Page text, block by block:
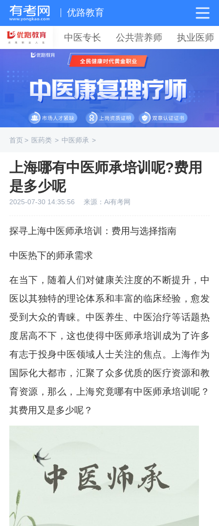
优路教育
中医专长 公共营养师 执业医师
首页> 医药类 > 中医师承 >
上海哪有中医师承培训呢?费用
是多少呢
2025-07-30 14:35:56 来源：Ai有考网
探寻上海中医师承培训：费用与选择指南
中医热下的师承需求
在当下，随着人们对健康关注度的不断提升，中
医以其独特的理论体系和丰富的临床经验，愈发
受到大众的青睐。中医养生、中医治疗等话题热
度居高不下，这也使得中医师承培训成为了许多
有志于投身中医领域人士关注的焦点。上海作为
国际化大都市，汇聚了众多优质的医疗资源和教
育资源，那么，上海究竟哪有中医师承培训呢？
其费用又是多少呢？